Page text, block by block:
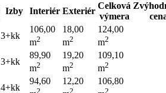
Izby Interiér Exteriér
Celková
výmera
3+kk
106,00
m2
18,00
m2
124,00
m2
3+kk
89,90
m2
19,20
m2
109,10
m2
4+kk
94,60
2
12,20
2
106,80
2